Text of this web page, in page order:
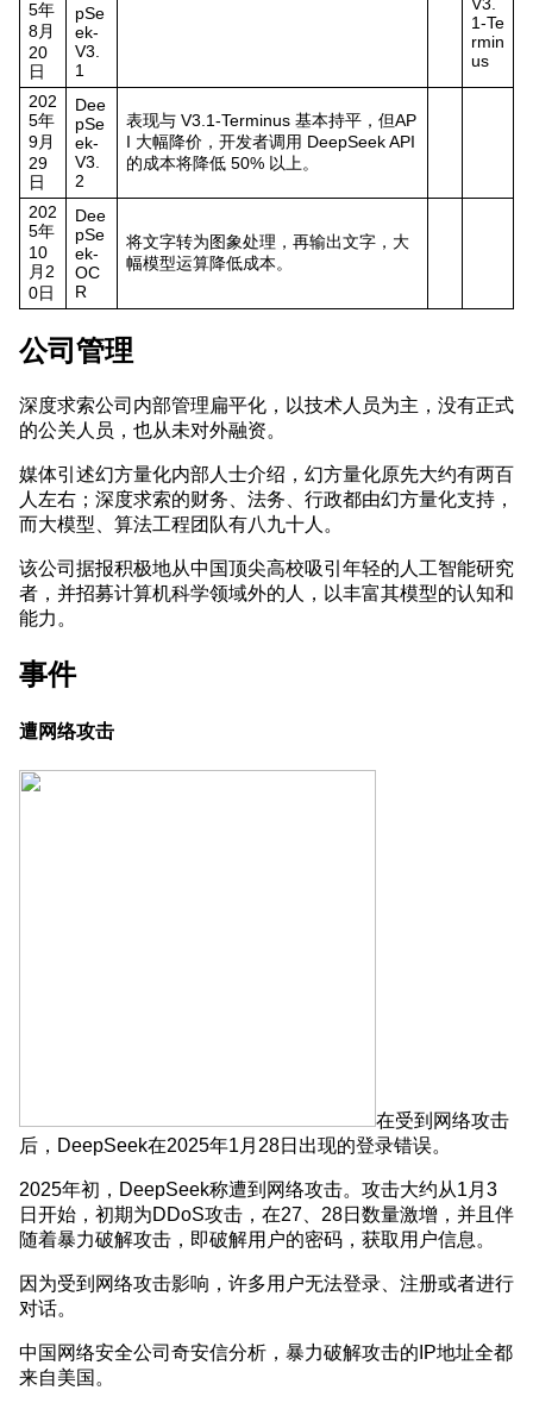
5年
8月
20
日
pSe
ek-
V3.
1
1-Te
rmin
us
202
5年
9月
29
日
Dee
pSe
ek-
V3.
2
表现与 V3.1-Terminus 基本持平，但AP
I 大幅降价，开发者调用 DeepSeek API
的成本将降低 50% 以上。
202
5年
10
月2
0日
Dee
pSe
ek-
OC
R
将文字转为图象处理，再输出文字，大
幅模型运算降低成本。
公司管理
深度求索公司内部管理扁平化，以技术人员为主，没有正式
的公关人员，也从未对外融资。
媒体引述幻方量化内部人士介绍，幻方量化原先大约有两百
人左右；深度求索的财务、法务、行政都由幻方量化支持，
而大模型、算法工程团队有八九十人。
该公司据报积极地从中国顶尖高校吸引年轻的人工智能研究
者，并招募计算机科学领域外的人，以丰富其模型的认知和
能力。
事件
遭网络攻击
在受到网络攻击
后，DeepSeek在2025年1月28日出现的登录错误。
2025年初，DeepSeek称遭到网络攻击。攻击大约从1月3
日开始，初期为DDoS攻击，在27、28日数量激增，并且伴
随着暴力破解攻击，即破解用户的密码，获取用户信息。
因为受到网络攻击影响，许多用户无法登录、注册或者进行
对话。
中国网络安全公司奇安信分析，暴力破解攻击的IP地址全都
来自美国。